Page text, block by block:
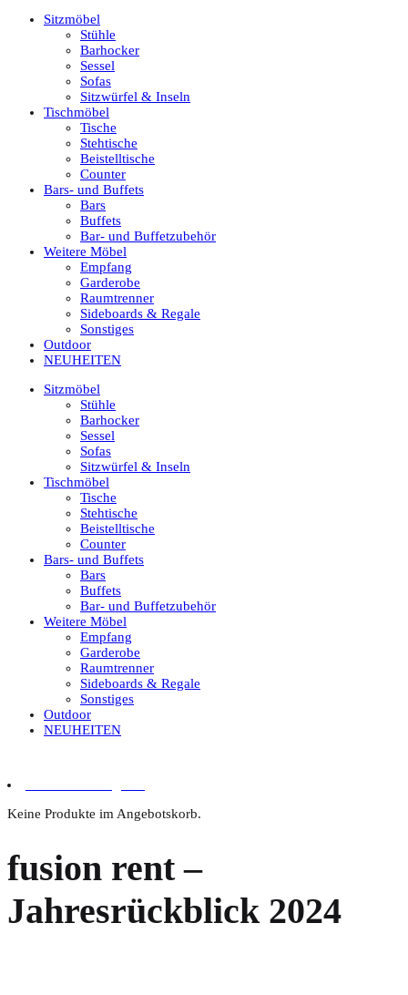
Sitzmöbel
Stühle
Barhocker
Sessel
Sofas
Sitzwürfel & Inseln
Tischmöbel
Tische
Stehtische
Beistelltische
Counter
Bars- und Buffets
Bars
Buffets
Bar- und Buffetzubehör
Weitere Möbel
Empfang
Garderobe
Raumtrenner
Sideboards & Regale
Sonstiges
Outdoor
NEUHEITEN
Sitzmöbel
Stühle
Barhocker
Sessel
Sofas
Sitzwürfel & Inseln
Tischmöbel
Tische
Stehtische
Beistelltische
Counter
Bars- und Buffets
Bars
Buffets
Bar- und Buffetzubehör
Weitere Möbel
Empfang
Garderobe
Raumtrenner
Sideboards & Regale
Sonstiges
Outdoor
NEUHEITEN
Keine Produkte im Angebotskorb.
fusion rent –
Jahresrückblick 2024